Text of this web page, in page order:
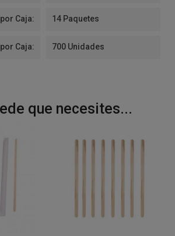
Caja: 14 Paquetes
Caja: 700 Unidades
que necesites...